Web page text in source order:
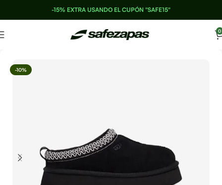
-15% EXTRA USANDO EL CUPÓN "SAFE15"
0
-10%